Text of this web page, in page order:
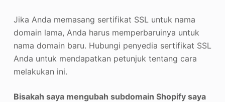
Jika Anda memasang sertifikat SSL untuk nama
domain lama, Anda harus memperbaruinya untuk
nama domain baru. Hubungi penyedia sertifikat SSL
Anda untuk mendapatkan petunjuk tentang cara
melakukan ini.
Bisakah saya mengubah subdomain Shopify saya